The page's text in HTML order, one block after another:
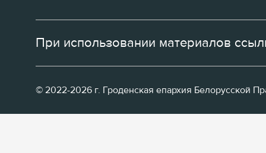
При использовании материалов
© 2022-2026 г. Гроденская епархия Белорусской